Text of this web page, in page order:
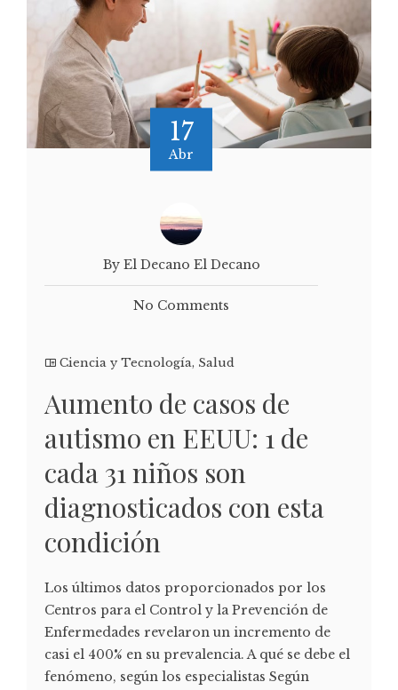
17
Abr
By El Decano El Decano
No Comments
Ciencia y Tecnología, Salud
Aumento de casos de
autismo en EEUU: 1 de
cada 31 niños son
diagnosticados con esta
condición
Los últimos datos proporcionados por los
Centros para el Control y la Prevención de
Enfermedades revelaron un incremento de
casi el 400% en su prevalencia. A qué se debe el
fenómeno, según los especialistas Según